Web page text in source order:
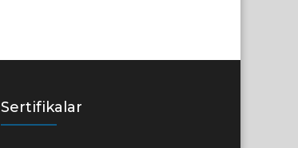
Sertifikalar